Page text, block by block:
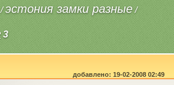
/эстония замки разные /
3
добавлено: 19-02-2008 02:49